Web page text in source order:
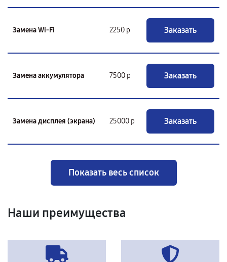
Замена Wi-Fi 2250 р Заказать
Замена аккумулятора 7500 р Заказать
Замена дисплея (экрана) 25000 р Заказать
Показать весь список
Наши преимущества